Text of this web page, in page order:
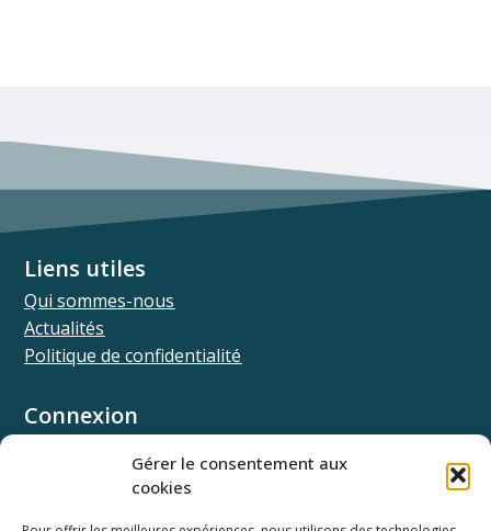
Gérer le consentement aux
cookies
Connexion
Univ.theia
Liens utiles
Qui sommes-nous
Actualités
Politique de confidentialité